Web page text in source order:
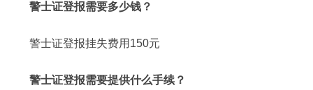
警士证登报需要多少钱？
警士证登报挂失费用150元
警士证登报需要提供什么手续？